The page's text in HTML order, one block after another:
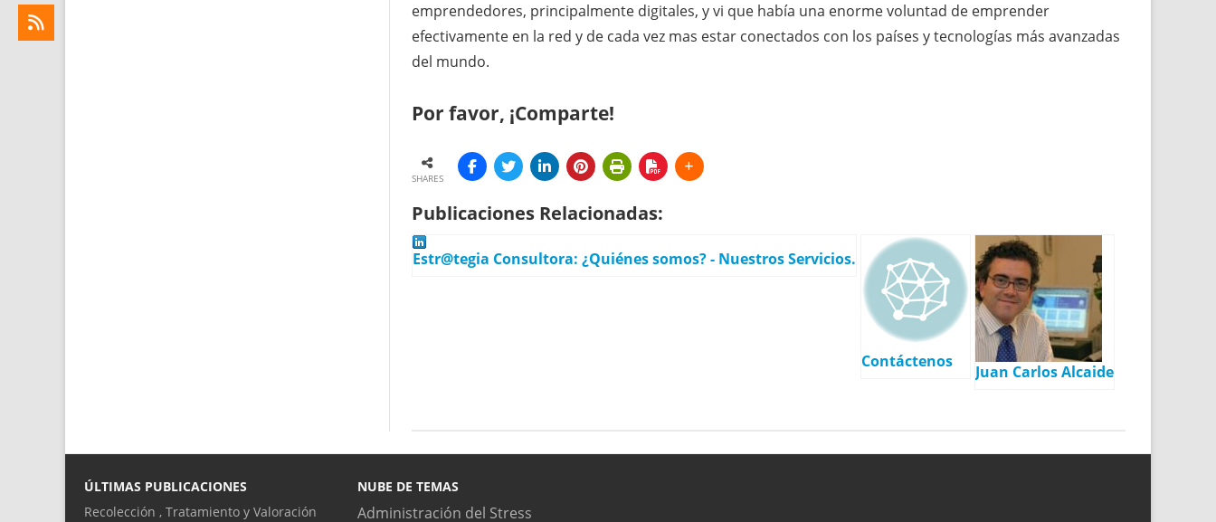
emprendedores, principalmente digitales, y vi que había una enorme voluntad de emprender
efectivamente en la red y de cada vez mas estar conectados con los países y tecnologías más avanzadas
del mundo.
Por favor, ¡Comparte!
SHARES
Publicaciones Relacionadas:
Estr@tegia Consultora: ¿Quiénes somos? - Nuestros Servicios.
Contáctenos
Juan Carlos Alcaide
ÚLTIMAS PUBLICACIONES
Recolección , Tratamiento y Valoración
NUBE DE TEMAS
Administración del Stress